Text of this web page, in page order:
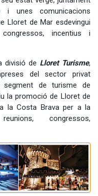
i unes comunicacions
Lloret de Mar esdevingui
incentius i
divisió de Lloret Turisme,
del sector privat
segment de turisme de
la promoció de Lloret de
la Costa Brava per a la
congressos,